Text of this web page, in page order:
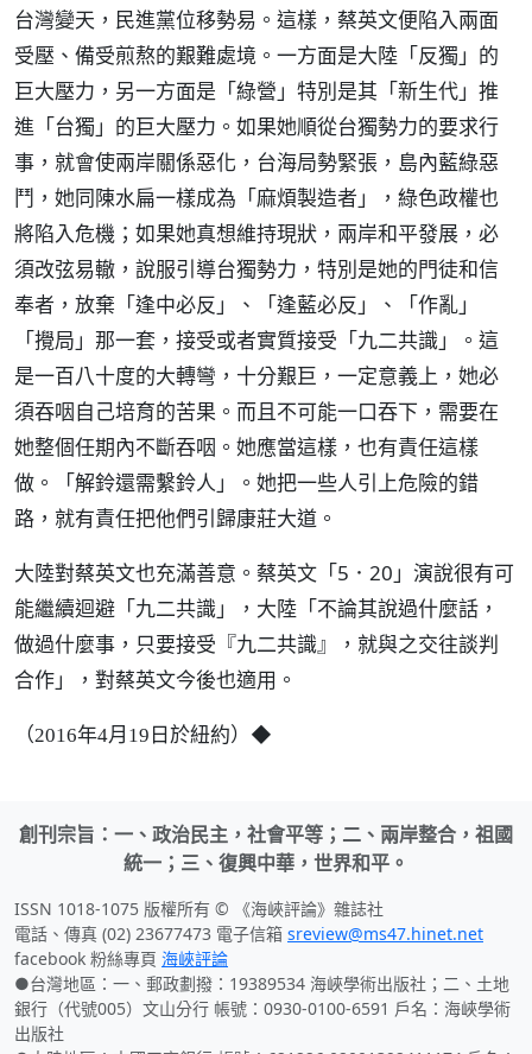
台灣變天，民進黨位移勢易。這樣，蔡英文便陷入兩面
受壓、備受煎熬的艱難處境。一方面是大陸「反獨」的
巨大壓力，另一方面是「綠營」特別是其「新生代」推
進「台獨」的巨大壓力。如果她順從台獨勢力的要求行
事，就會使兩岸關係惡化，台海局勢緊張，島內藍綠惡
鬥，她同陳水扁一樣成為「麻煩製造者」，綠色政權也
將陷入危機；如果她真想維持現狀，兩岸和平發展，必
須改弦易轍，說服引導台獨勢力，特別是她的門徒和信
奉者，放棄「逢中必反」、「逢藍必反」、「作亂」
「攪局」那一套，接受或者實質接受「九二共識」。這
是一百八十度的大轉彎，十分艱巨，一定意義上，她必
須吞咽自己培育的苦果。而且不可能一口吞下，需要在
她整個任期內不斷吞咽。她應當這樣，也有責任這樣
做。「解鈴還需繫鈴人」。她把一些人引上危險的錯
路，就有責任把他們引歸康莊大道。
大陸對蔡英文也充滿善意。蔡英文「5．20」演說很有可
能繼續迴避「九二共識」，大陸「不論其說過什麼話，
做過什麼事，只要接受『九二共識』，就與之交往談判
合作」，對蔡英文今後也適用。
（2016年4月19日於紐約）◆
創刊宗旨：一、政治民主，社會平等；二、兩岸整合，祖國
統一；三、復興中華，世界和平。
ISSN 1018-1075 版權所有 © 《海峽評論》雜誌社
電話、傳真 (02) 23677473 電子信箱 sreview@ms47.hinet.net
facebook 粉絲專頁 海峽評論
●台灣地區：一、郵政劃撥：19389534 海峽學術出版社；二、土地
銀行（代號005）文山分行 帳號：0930-0100-6591 戶名：海峽學術
出版社